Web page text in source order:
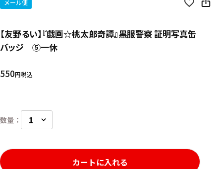
メール便
【友野るい】『戯画☆桃太郎奇譚』黒服警察 証明写真缶
バッジ ⑤一休
550 税込
カートに入れる